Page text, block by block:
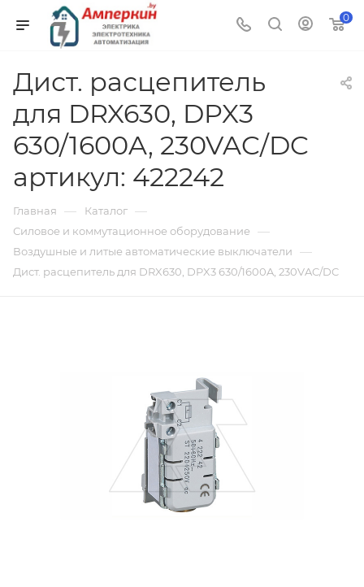
0
Дист. расцепитель
для DRX630, DPX3
630/1600A, 230VAC/DC
артикул: 422242
Главная — Каталог —
Силовое и коммутационное оборудование —
Воздушные и литые автоматические выключатели —
Дист. расцепитель для DRX630, DPX3 630/1600A, 230VAC/DC